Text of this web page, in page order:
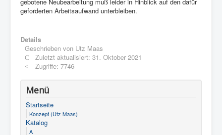
geforderten Arbeitsaufwand unterbleiben.
Details
Geschrieben von Utz Maas
Zuletzt aktualisiert: 31. Oktober 2021
Zugriffe: 7746
Menü
Startseite
Konzept (Utz Maas)
Katalog
A